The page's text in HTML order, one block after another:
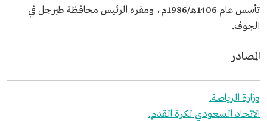
تأسس عام 1406هـ/1986م، ومقره الرئيس محافظة طبرجل في
الجوف.
المصادر
وزارة الرياضة.
الاتحاد السعودي لكرة القدم.